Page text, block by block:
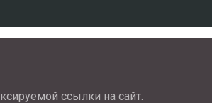
ссылки на сайт.